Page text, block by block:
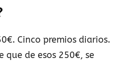
Cinco premios diarios.
que de esos 250€, se